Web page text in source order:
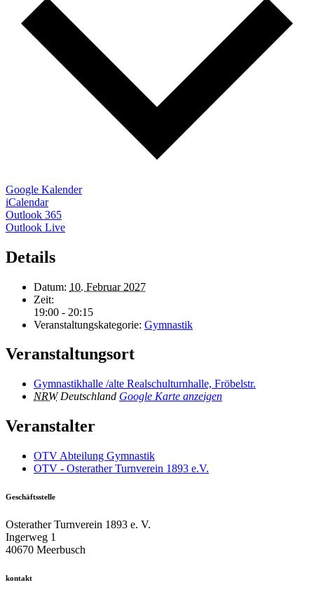
Google Kalender
iCalendar
Outlook 365
Outlook Live
Details
Datum: 10. Februar 2027
Zeit:
19:00 - 20:15
Veranstaltungskategorie: Gymnastik
Veranstaltungsort
Gymnastikhalle /alte Realschulturnhalle, Fröbelstr.
NRW Deutschland Google Karte anzeigen
Veranstalter
OTV Abteilung Gymnastik
OTV - Osterather Turnverein 1893 e.V.
Geschäftsstelle
Osterather Turnverein 1893 e. V.
Ingerweg 1
40670 Meerbusch
kontakt